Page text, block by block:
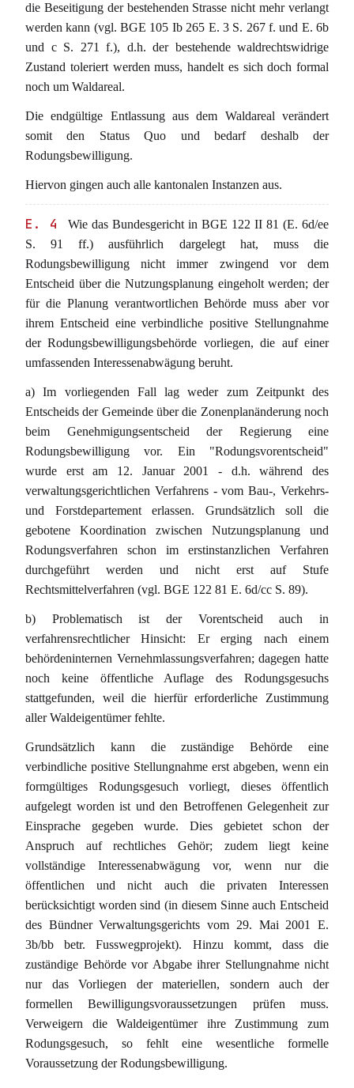
die Beseitigung der bestehenden Strasse nicht mehr verlangt
werden kann (vgl. BGE 105 Ib 265 E. 3 S. 267 f. und E. 6b
und c S. 271 f.), d.h. der bestehende waldrechtswidrige
Zustand toleriert werden muss, handelt es sich doch formal
noch um Waldareal.
Die endgültige Entlassung aus dem Waldareal verändert
somit den Status Quo und bedarf deshalb der
Rodungsbewilligung.
Hiervon gingen auch alle kantonalen Instanzen aus.
E. 4
Wie das Bundesgericht in BGE 122 II 81 (E. 6d/ee
S. 91 ff.) ausführlich dargelegt hat, muss die
Rodungsbewilligung nicht immer zwingend vor dem
Entscheid über die Nutzungsplanung eingeholt werden; der
für die Planung verantwortlichen Behörde muss aber vor
ihrem Entscheid eine verbindliche positive Stellungnahme
der Rodungsbewilligungsbehörde vorliegen, die auf einer
umfassenden Interessenabwägung beruht.
a) Im vorliegenden Fall lag weder zum Zeitpunkt des
Entscheids der Gemeinde über die Zonenplanänderung noch
beim Genehmigungsentscheid der Regierung eine
Rodungsbewilligung vor. Ein "Rodungsvorentscheid"
wurde erst am 12. Januar 2001 - d.h. während des
verwaltungsgerichtlichen Verfahrens - vom Bau-, Verkehrs-
und Forstdepartement erlassen. Grundsätzlich soll die
gebotene Koordination zwischen Nutzungsplanung und
Rodungsverfahren schon im erstinstanzlichen Verfahren
durchgeführt werden und nicht erst auf Stufe
Rechtsmittelverfahren (vgl. BGE 122 81 E. 6d/cc S. 89).
b) Problematisch ist der Vorentscheid auch in
verfahrensrechtlicher Hinsicht: Er erging nach einem
behördeninternen Vernehmlassungsverfahren; dagegen hatte
noch keine öffentliche Auflage des Rodungsgesuchs
stattgefunden, weil die hierfür erforderliche Zustimmung
aller Waldeigentümer fehlte.
Grundsätzlich kann die zuständige Behörde eine
verbindliche positive Stellungnahme erst abgeben, wenn ein
formgültiges Rodungsgesuch vorliegt, dieses öffentlich
aufgelegt worden ist und den Betroffenen Gelegenheit zur
Einsprache gegeben wurde. Dies gebietet schon der
Anspruch auf rechtliches Gehör; zudem liegt keine
vollständige Interessenabwägung vor, wenn nur die
öffentlichen und nicht auch die privaten Interessen
berücksichtigt worden sind (in diesem Sinne auch Entscheid
des Bündner Verwaltungsgerichts vom 29. Mai 2001 E.
3b/bb betr. Fusswegprojekt). Hinzu kommt, dass die
zuständige Behörde vor Abgabe ihrer Stellungnahme nicht
nur das Vorliegen der materiellen, sondern auch der
formellen Bewilligungsvoraussetzungen prüfen muss.
Verweigern die Waldeigentümer ihre Zustimmung zum
Rodungsgesuch, so fehlt eine wesentliche formelle
Voraussetzung der Rodungsbewilligung.